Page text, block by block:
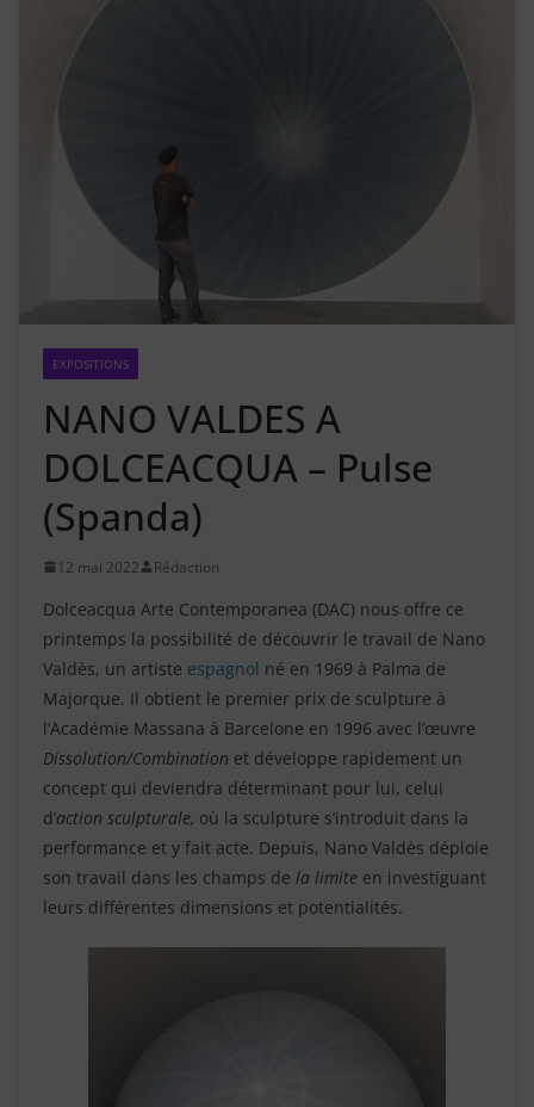
EXPOSITIONS
NANO VALDES A
DOLCEACQUA – Pulse
(Spanda)
12 mai 2022 Rédaction
Dolceacqua Arte Contemporanea (DAC) nous offre ce
printemps la possibilité de découvrir le travail de Nano
Valdès, un artiste espagnol né en 1969 à Palma de
Majorque. Il obtient le premier prix de sculpture à
l’Académie Massana à Barcelone en 1996 avec l’œuvre
Dissolution/Combination et développe rapidement un
concept qui deviendra déterminant pour lui, celui
d’action sculpturale, où la sculpture s’introduit dans la
performance et y fait acte. Depuis, Nano Valdès déploie
son travail dans les champs de la limite en investiguant
leurs différentes dimensions et potentialités.